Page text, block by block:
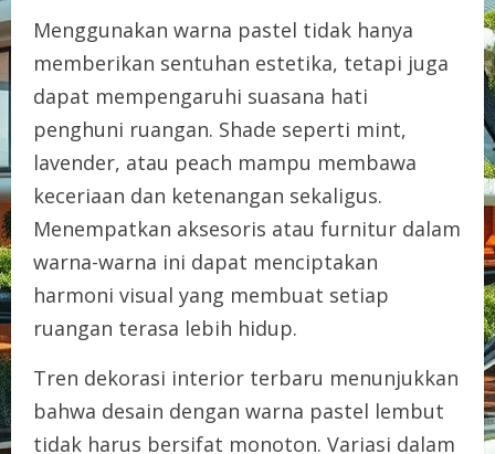
Menggunakan warna pastel tidak hanya
memberikan sentuhan estetika, tetapi juga
dapat mempengaruhi suasana hati
penghuni ruangan. Shade seperti mint,
lavender, atau peach mampu membawa
keceriaan dan ketenangan sekaligus.
Menempatkan aksesoris atau furnitur dalam
warna-warna ini dapat menciptakan
harmoni visual yang membuat setiap
ruangan terasa lebih hidup.
Tren dekorasi interior terbaru menunjukkan
bahwa desain dengan warna pastel lembut
tidak harus bersifat monoton. Variasi dalam